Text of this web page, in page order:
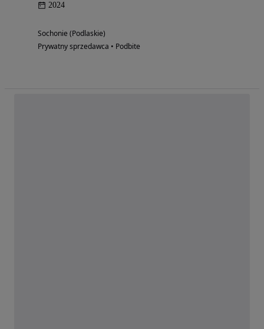
2024
Sochonie (Podlaskie)
Prywatny sprzedawca • Podbite